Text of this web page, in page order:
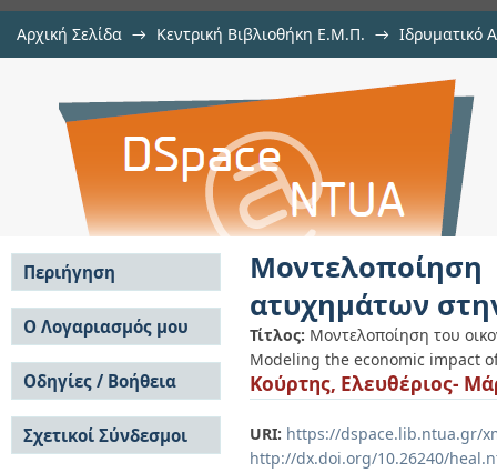
Αρχική Σελίδα → Κεντρική Βιβλιοθήκη Ε.Μ.Π. → Ιδρυματικό
Μοντελοποίηση του
Ελλάδα
Μοντελοποίηση
ατυχημάτων
Τίτλος: Μοντελοποίηση του
Modeling the economic impact
Κούρτης, Ελευθέριος-
URI: https://dspace.lib.ntua.gr/
http://dx.doi.org/10.26240/
Περιήγηση
Σε όλο το DSpace
Κοινότητες & Συλλογές
Ανά Ημερομηνία
Έκδοσης
Συγγραφείς
Τίτλοι
Θέματα
Ο Λογαριασμός μου
Σύνδεση
Εγγραφή
Οδηγίες / Βοήθεια
Οδηγίες Υποβολής
Οδηγίες Χρήσης ΙΑ
Συχνές Ερωτήσεις
Σχετικοί Σύνδεσμοι